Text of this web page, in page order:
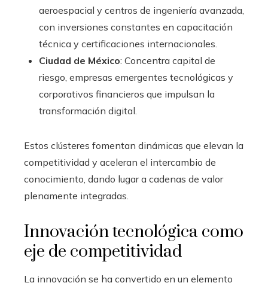
aeroespacial y centros de ingeniería avanzada,
con inversiones constantes en capacitación
técnica y certificaciones internacionales.
Ciudad de México: Concentra capital de
riesgo, empresas emergentes tecnológicas y
corporativos financieros que impulsan la
transformación digital.
Estos clústeres fomentan dinámicas que elevan la
competitividad y aceleran el intercambio de
conocimiento, dando lugar a cadenas de valor
plenamente integradas.
Innovación tecnológica como
eje de competitividad
La innovación se ha convertido en un elemento